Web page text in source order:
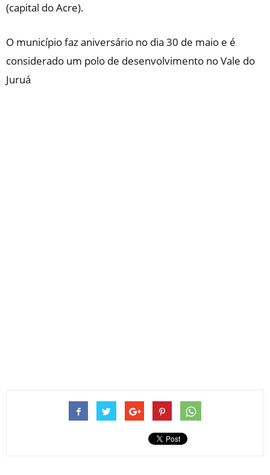
(capital do Acre).
O município faz aniversário no dia 30 de maio e é
considerado um polo de desenvolvimento no Vale do
Juruá